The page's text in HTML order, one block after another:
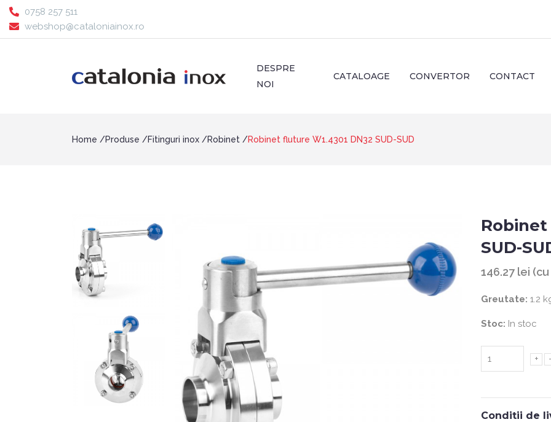
0758 257 511
webshop@cataloniainox.ro
DESPRE
NOI
CATALOAGE CONVERTOR CONTACT
Home Produse Fitinguri inox Robinet Robinet fluture W1.4301 DN32 SUD-SUD
Robinet
SUD-
146.27 lei
Greutate: 1.2
Stoc: In stoc
+
Conditii de